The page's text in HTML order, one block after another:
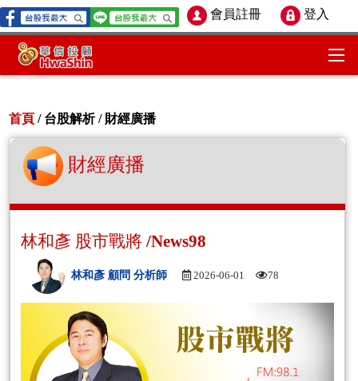
會員註冊 登入
首頁 / 台股解析 / 財經廣播
財經廣播
林和彥 股市戰將 /News98
林和彥 顧問 分析師 2026-06-01 78